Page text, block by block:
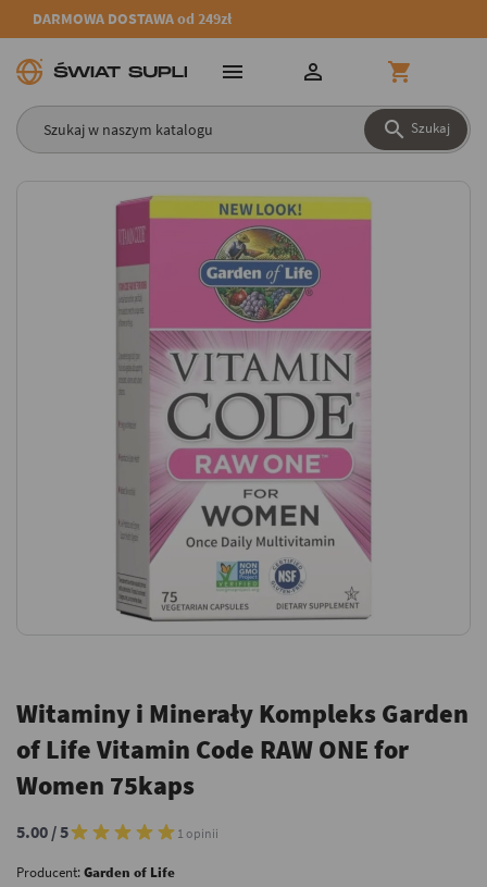
DARMOWA DOSTAWA od 249zł
 Szukaj
  
Witaminy i Minerały Kompleks Garden
of Life Vitamin Code RAW ONE for
Women 75kaps
5.00 / 5 1 opinii
Producent:Garden of Life